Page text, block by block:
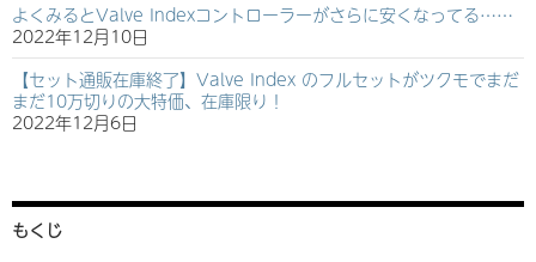
よくみるとValve Indexコントローラーがさらに安くなってる……
2022年12月10日
【セット通販在庫終了】Valve Index のフルセットがツクモでまだ
まだ10万切りの大特価、在庫限り！
2022年12月6日
もくじ